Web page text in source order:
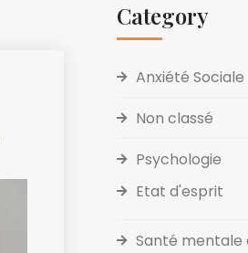
Category
Anxiété Sociale
Non classé
Psychologie
Etat d'esprit
Santé